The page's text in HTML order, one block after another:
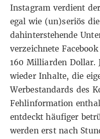
Instagram verdient
egal wie (un)seriös
dahinterstehende
verzeichnete
160 Milliarden Dollar.
wieder Inhalte, die
Werbestandards des
Fehlinformation
entdeckt häufiger
werden erst nach